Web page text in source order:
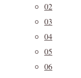
02
03
04
05
06